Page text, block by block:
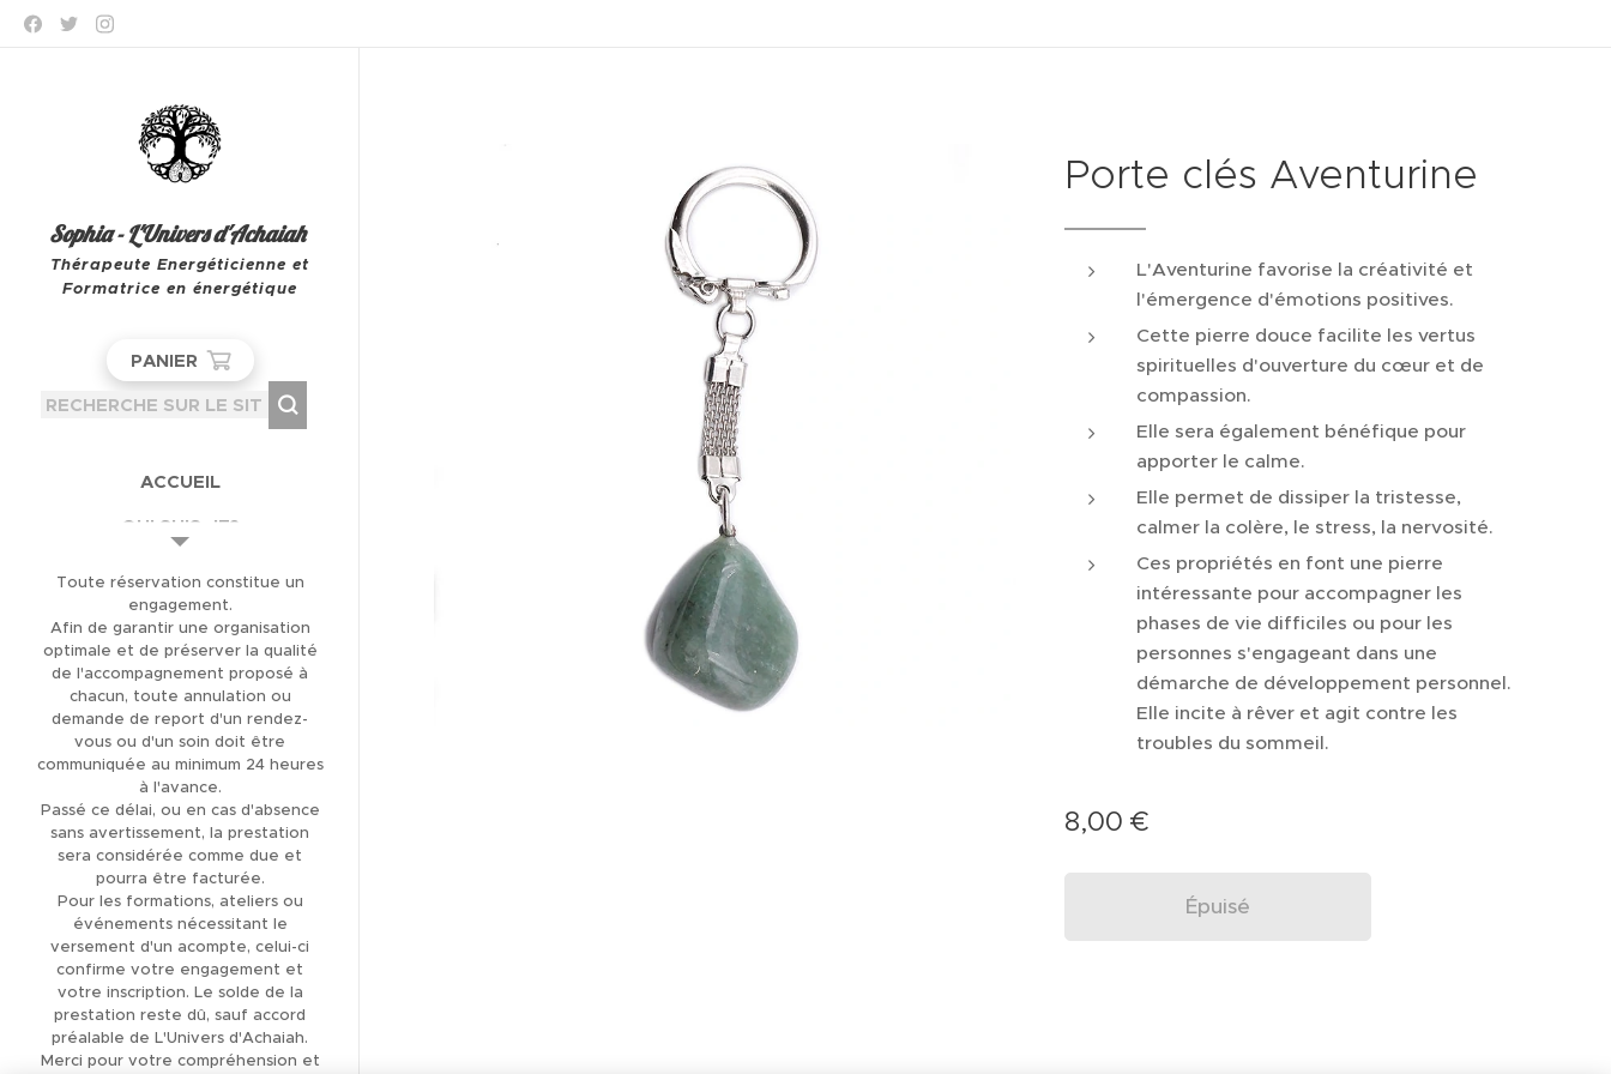
Sophia - L'Univers d'Achaiah
Thérapeute Energéticienne et
Formatrice en énergétique
PANIER
ACCUEIL
QUI SUIS-JE?
AVIS CLIENTS 5,0 *****
(137)
THÉRAPIE ET SOIN
ÉNERGÉTIQUE
LIBÉRATION DES
MÉMOIRES KARMIQUES
LIBÉRATION DES
MÉMOIRES
TRANSGÉNÉRATIONNELLES
FORMATION
MAGNÉTISME ET SOINS
ÉNERGÉTIQUES
FORMATION
CANALISATION
BOUTIQUE EN LIGNE
Porte clés Aventurine
L'Aventurine favorise la créativité et
l'émergence d'émotions positives.
Cette pierre douce facilite les vertus
spirituelles d'ouverture du cœur et de
compassion.
Elle sera également bénéfique pour
apporter le calme.
Elle permet de dissiper la tristesse,
calmer la colère, le stress, la nervosité.
Ces propriétés en font une pierre
intéressante pour accompagner les
phases de vie difficiles ou pour les
personnes s'engageant dans une
démarche de développement personnel.
Elle incite à rêver et agit contre les
troubles du sommeil.
8,00 €
Épuisé
Toute réservation constitue un
engagement.
Afin de garantir une organisation
optimale et de préserver la qualité
de l'accompagnement proposé à
chacun, toute annulation ou
demande de report d'un rendez-
vous ou d'un soin doit être
communiquée au minimum 24 heures
à l'avance.
Passé ce délai, ou en cas d'absence
sans avertissement, la prestation
sera considérée comme due et
pourra être facturée.
Pour les formations, ateliers ou
événements nécessitant le
versement d'un acompte, celui-ci
confirme votre engagement et
votre inscription. Le solde de la
prestation reste dû, sauf accord
préalable de L'Univers d'Achaiah.
Merci pour votre compréhension et